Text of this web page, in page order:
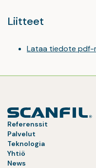
Liitteet
Lataa tiedote pdf-
Referenssit
Palvelut
Teknologia
Yhtiö
News